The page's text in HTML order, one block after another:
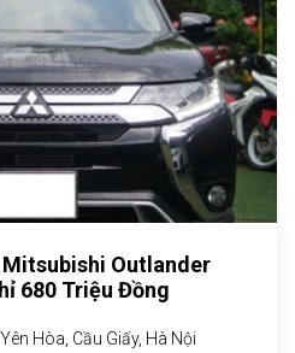
Mitsubishi Outlander
680 Triệu Đồng
Hòa, Cầu Giấy, Hà Nội